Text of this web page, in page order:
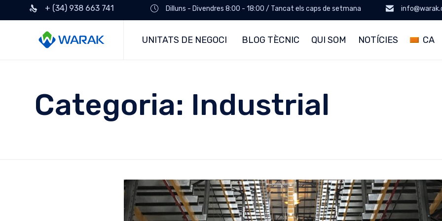
+ (34) 938 663 741 Dilluns - Divendres 8:00 - 18:00 / Tancat els caps de setmana
UNITATS DE NEGOCI BLOG TÈCNIC QUI SOM NOTÍCIES CA
Categoria: Industrial